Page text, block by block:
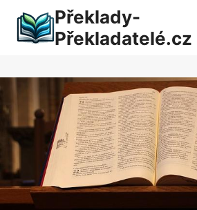
obsah
Překlady-
Překladatelé.cz